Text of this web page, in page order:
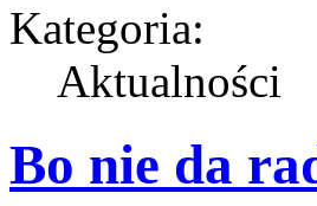
Kategoria:
Aktualności
Bo nie da